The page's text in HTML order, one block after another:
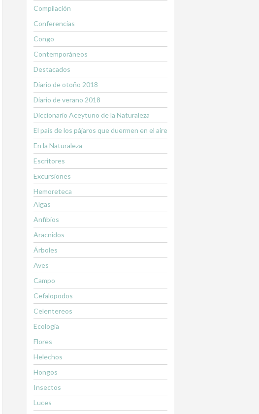
Compilación
Conferencias
Congo
Contemporáneos
Destacados
Diario de otoño 2018
Diario de verano 2018
Diccionario Aceytuno de la Naturaleza
El país de los pájaros que duermen en el aire
En la Naturaleza
Escritores
Excursiones
Hemoreteca
Algas
Anfibios
Aracnidos
Árboles
Aves
Campo
Cefalopodos
Celentereos
Ecología
Flores
Helechos
Hongos
Insectos
Luces